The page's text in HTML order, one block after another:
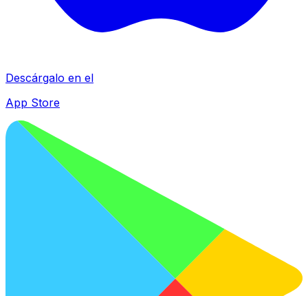
Descárgalo en el
App Store